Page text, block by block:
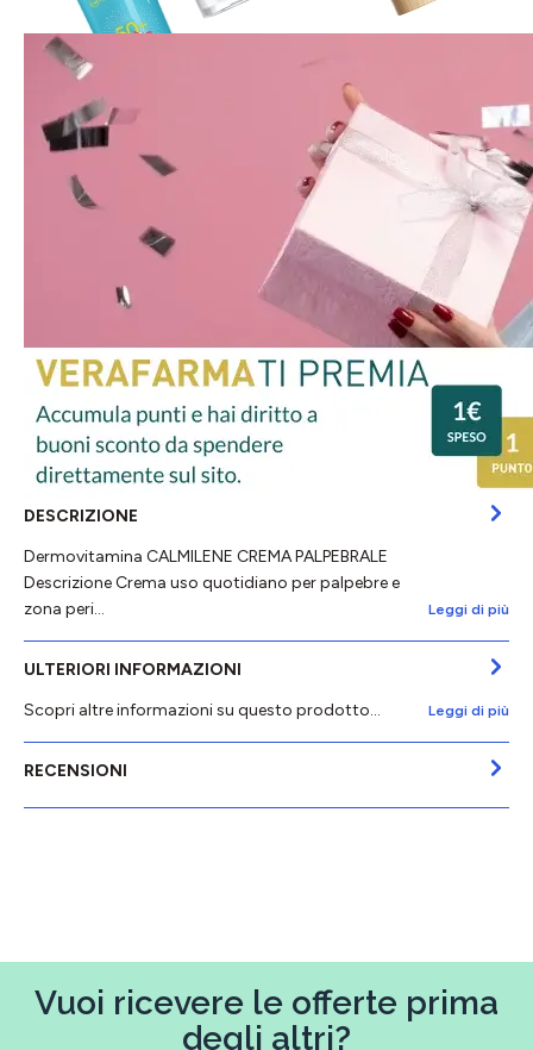
DESCRIZIONE
Dermovitamina CALMILENE CREMA PALPEBRALE
Descrizione Crema uso quotidiano per palpebre e
zona peri…
Leggi di più
ULTERIORI INFORMAZIONI
Scopri altre informazioni su questo prodotto...
Leggi di più
RECENSIONI
Vuoi ricevere le offerte prima
degli altri?